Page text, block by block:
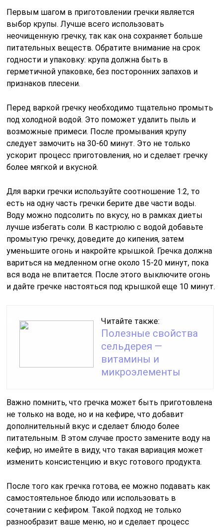
Первым шагом в приготовлении гречки является
выбор крупы. Лучше всего использовать
неочищенную гречку, так как она сохраняет больше
питательных веществ. Обратите внимание на срок
годности и упаковку: крупа должна быть в
герметичной упаковке, без посторонних запахов и
признаков плесени.
Перед варкой гречку необходимо тщательно промыть
под холодной водой. Это поможет удалить пыль и
возможные примеси. После промывания крупу
следует замочить на 30-60 минут. Это не только
ускорит процесс приготовления, но и сделает гречку
более мягкой и вкусной.
Для варки гречки используйте соотношение 1:2, то
есть на одну часть гречки берите две части воды.
Воду можно подсолить по вкусу, но в рамках диеты
лучше избегать соли. В кастрюлю с водой добавьте
промытую гречку, доведите до кипения, затем
уменьшите огонь и накройте крышкой. Гречка должна
вариться на медленном огне около 15-20 минут, пока
вся вода не впитается. После этого выключите огонь
и дайте гречке настояться под крышкой еще 10 минут.
Читайте также:
Полезные свойства
сельдерея —
витамины и
микроэлементы
Важно помнить, что гречка может быть приготовлена
не только на воде, но и на кефире, что добавит
дополнительный вкус и сделает блюдо более
питательным. В этом случае просто замените воду на
кефир, но имейте в виду, что такая вариация может
изменить консистенцию и вкус готового продукта.
После того как гречка готова, ее можно подавать как
самостоятельное блюдо или использовать в
сочетании с кефиром. Такой подход не только
разнообразит ваше меню, но и сделает процесс